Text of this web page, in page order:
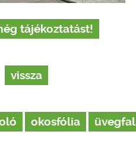
tájékoztatást!
vissza
okosfólia üvegfal